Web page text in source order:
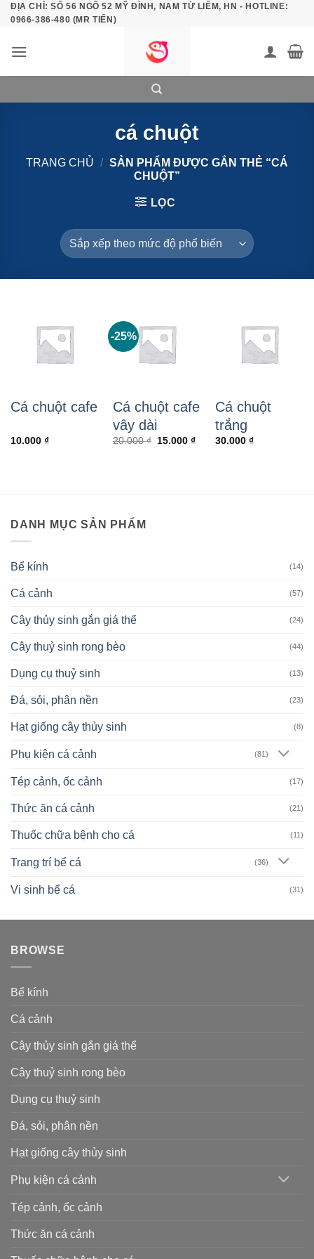
Bỏ
qua
dung
ĐỊA CHỈ: SỐ 56 NGÕ 52 MỸ ĐÌNH, NAM TỪ LIÊM, HN - HOTLINE:
0966-386-480 (MR TIẾN)
cá chuột
TRANG CHỦ / SẢN PHẨM ĐƯỢC GẮN THẺ “CÁ
CHUỘT”
LỌC
Cá chuột cafe
10.000 ₫
-25%
Cá chuột cafe
vây dài
20.000₫
Giá
15.000 ₫Giá
Cá chuột
trắng
30.000 ₫
DANH MỤC SẢN PHẨM
Bể kính (14)
Cá cảnh (57)
Cây thủy sinh gắn giá thể (24)
Cây thuỷ sinh rong bèo (44)
Dụng cụ thuỷ sinh (13)
Đá, sỏi, phân nền (23)
Hạt giống cây thủy sinh (8)
Phụ kiện cá cảnh (81)
Tép cảnh, ốc cảnh (17)
Thức ăn cá cảnh (21)
Thuốc chữa bệnh cho cá (11)
Trang trí bể cá (36)
Vi sinh bể cá (31)
BROWSE
Bể kính
Cá cảnh
Cây thủy sinh gắn giá thể
Cây thuỷ sinh rong bèo
Dụng cụ thuỷ sinh
Đá, sỏi, phân nền
Hạt giống cây thủy sinh
Phụ kiện cá cảnh
Tép cảnh, ốc cảnh
Thức ăn cá cảnh